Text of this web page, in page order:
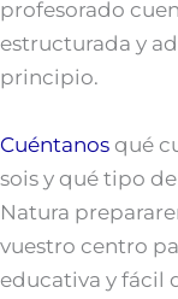
profesorado
estructurada y
principio.
Cuéntanos qué
sois y qué tipo
Natura
vuestro centro
educativa y fácil